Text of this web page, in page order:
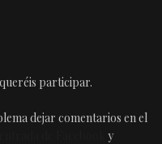
participar.
dejar comentarios en el
y